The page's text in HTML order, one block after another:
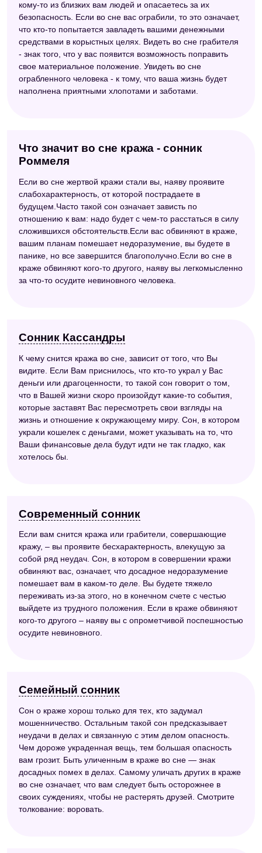
кому-то из близких вам людей и опасаетесь за их
безопасность. Если во сне вас ограбили, то это означает,
что кто-то попытается завладеть вашими денежными
средствами в корыстных целях. Видеть во сне грабителя
- знак того, что у вас появится возможность поправить
свое материальное положение. Увидеть во сне
ограбленного человека - к тому, что ваша жизнь будет
наполнена приятными хлопотами и заботами.
Что значит во сне кража - сонник
Роммеля
Если во сне жертвой кражи стали вы, наяву проявите
слабохарактерность, от которой пострадаете в
будущем.Часто такой сон означает зависть по
отношению к вам: надо будет с чем-то расстаться в силу
сложившихся обстоятельств.Если вас обвиняют в краже,
вашим планам помешает недоразумение, вы будете в
панике, но все завершится благополучно.Если во сне в
краже обвиняют кого-то другого, наяву вы легкомысленно
за что-то осудите невиновного человека.
Сонник Кассандры
К чему снится кража во сне, зависит от того, что Вы
видите. Если Вам приснилось, что кто-то украл у Вас
деньги или драгоценности, то такой сон говорит о том,
что в Вашей жизни скоро произойдут какие-то события,
которые заставят Вас пересмотреть свои взгляды на
жизнь и отношение к окружающему миру. Сон, в котором
украли кошелек с деньгами, может указывать на то, что
Ваши финансовые дела будут идти не так гладко, как
хотелось бы.
Современный сонник
Если вам снится кража или грабители, совершающие
кражу, – вы проявите бесхарактерность, влекущую за
собой ряд неудач. Сон, в котором в совершении кражи
обвиняют вас, означает, что досадное недоразумение
помешает вам в каком-то деле. Вы будете тяжело
переживать из-за этого, но в конечном счете с честью
выйдете из трудного положения. Если в краже обвиняют
кого-то другого – наяву вы с опрометчивой поспешностью
осудите невиновного.
Семейный сонник
Сон о краже хорош только для тех, кто задумал
мошенничество. Остальным такой сон предсказывает
неудачи в делах и связанную с этим делом опасность.
Чем дороже украденная вещь, тем большая опасность
вам грозит. Быть уличенным в краже во сне — знак
досадных помех в делах. Самому уличать других в краже
во сне означает, что вам следует быть осторожнее в
своих суждениях, чтобы не растерять друзей. Смотрите
толкование: воровать.